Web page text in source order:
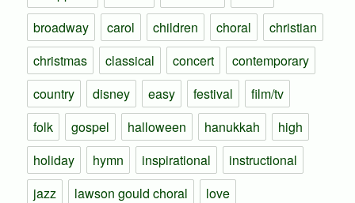
broadway
carol children choral
christian
christmas
classical concert
contemporary
country
disney easy festival
film/tv
folk
gospel halloween hanukkah
high
holiday
hymn inspirational
instructional
jazz
lawson gould choral
love